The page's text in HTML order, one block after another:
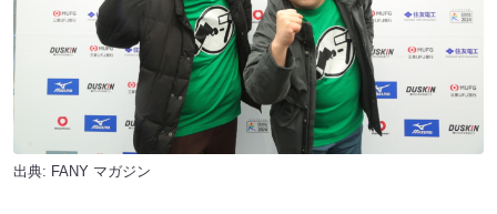
出典: FANY マガジン